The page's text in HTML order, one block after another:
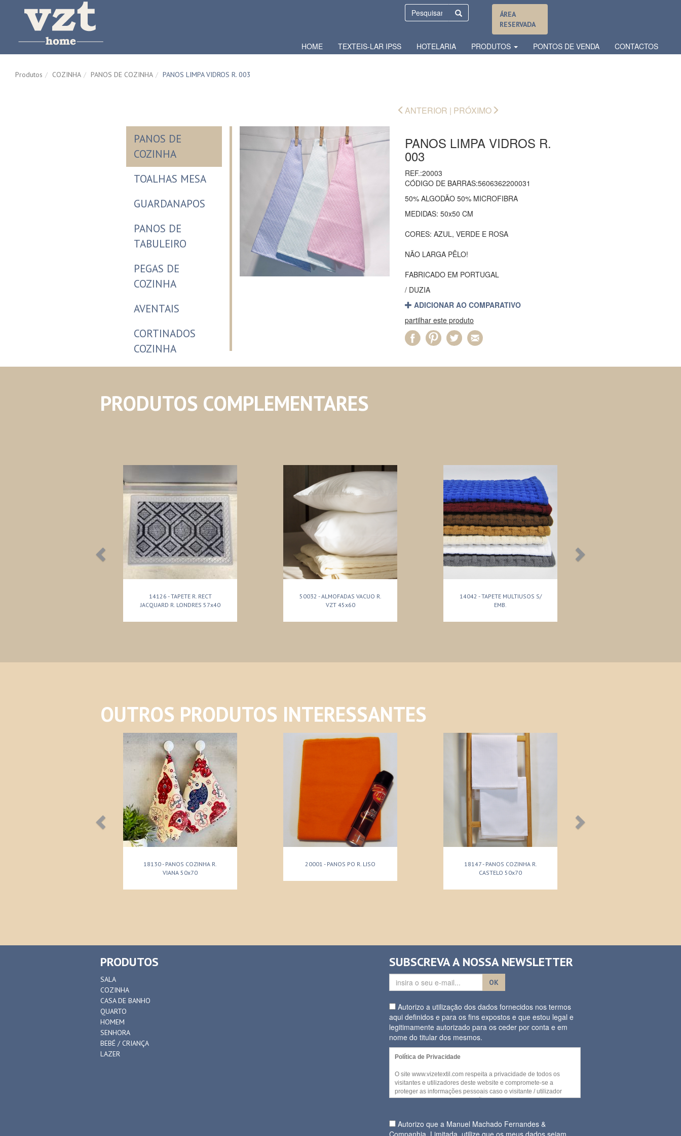
ÁREA
RESERVADA
HOME TEXTEIS-LAR IPSS HOTELARIA PRODUTOS PONTOS DE VENDA CONTACTOS
Produtos COZINHA PANOS DE COZINHA PANOS LIMPA VIDROS R. 003
ANTERIOR | PRÓXIMO
PANOS DE
COZINHA
TOALHAS MESA
GUARDANAPOS
PANOS DE
TABULEIRO
PEGAS DE
COZINHA
AVENTAIS
CORTINADOS
COZINHA
PANOS LIMPA VIDROS R.
003
REF.:20003
CÓDIGO DE BARRAS:5606362200031
50% ALGODÃO 50% MICROFIBRA
MEDIDAS: 50x50 CM
CORES: AZUL, VERDE E ROSA
NÃO LARGA PÊLO!
FABRICADO EM PORTUGAL
/ DUZIA
ADICIONAR AO COMPARATIVO
partilhar este produto
PRODUTOS COMPLEMENTARES
14126 - TAPETE R. RECT
JACQUARD R. LONDRES 57x40
50032 - ALMOFADAS VACUO R.
VZT 45x60
14042 - TAPETE MULTIUSOS S/
EMB.
OUTROS PRODUTOS INTERESSANTES
18130 - PANOS COZINHA R.
VIANA 50x70
20001 - PANOS PO R. LISO
18147 - PANOS COZINHA R.
CASTELO 50x70
PRODUTOS
SALA
COZINHA
CASA DE BANHO
QUARTO
HOMEM
SENHORA
BEBÉ / CRIANÇA
LAZER
SUBSCREVA A NOSSA NEWSLETTER
OK
Autorizo a utilização dos dados fornecidos nos termos
aqui definidos e para os fins expostos e que estou legal e
legitimamente autorizado para os ceder por conta e em
nome do titular dos mesmos.
Política de Privacidade
O site www.vizetextil.com respeita a privacidade de todos os
visitantes e utilizadores deste website e compromete-se a
proteger as informações pessoais caso o visitante / utilizador
decida partilhar. Algumas secções e / ou funcionalidades deste
No entanto, quando for necessária a recolha de informação
Autorizo que a Manuel Machado Fernandes &
Companhia, Limitada, utilize que os meus dados sejam